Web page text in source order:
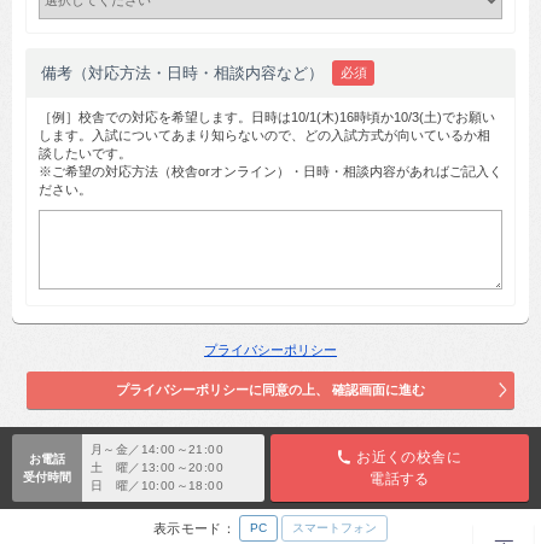
備考（対応方法・日時・相談内容など） 必須
［例］校舎での対応を希望します。日時は10/1(木)16時頃か10/3(土)でお願い
します。入試についてあまり知らないので、どの入試方式が向いているか相
談したいです。
※ご希望の対応方法（校舎orオンライン）・日時・相談内容があればご記入く
ださい。
プライバシーポリシー
お電話
受付時間
月～金／14:00～21:00
土 曜／13:00～20:00
日 曜／10:00～18:00
お近くの校舎に
電話する
表示モード： PC スマートフォン